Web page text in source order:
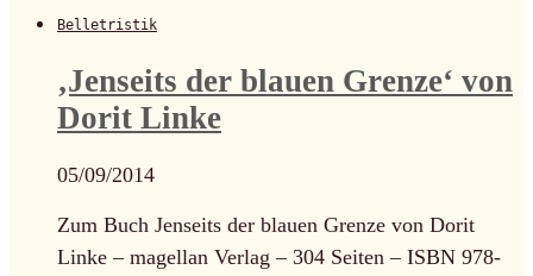
Belletristik
‚Jenseits der blauen Grenze‘ von
Dorit Linke
05/09/2014
Zum Buch Jenseits der blauen Grenze von Dorit
Linke – magellan Verlag – 304 Seiten – ISBN 978-